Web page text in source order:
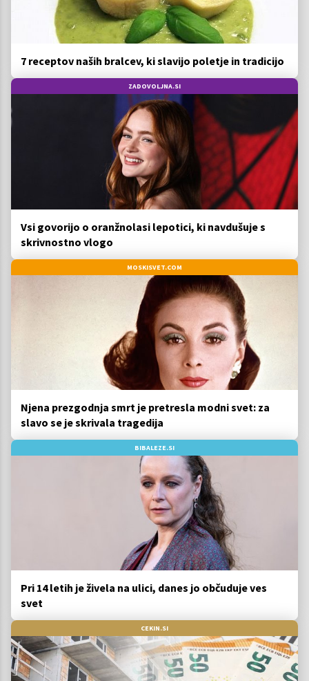
7 receptov naših bralcev, ki slavijo poletje in tradicijo
ZADOVOLJNA.SI
Vsi govorijo o oranžnolasi lepotici, ki navdušuje s
skrivnostno vlogo
MOSKISVET.COM
Njena prezgodnja smrt je pretresla modni svet: za
slavo se je skrivala tragedija
BIBALEZE.SI
Pri 14 letih je živela na ulici, danes jo občuduje ves
svet
CEKIN.SI